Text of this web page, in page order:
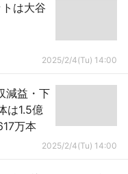
は大谷
2025/2/4(Tu) 14:00
減益・下
は1.5億
万本
2025/2/4(Tu) 14:00